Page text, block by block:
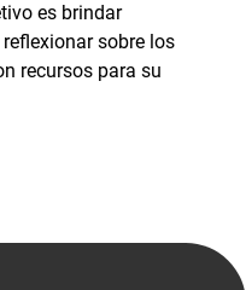
es brindar
sobre los
recursos para su